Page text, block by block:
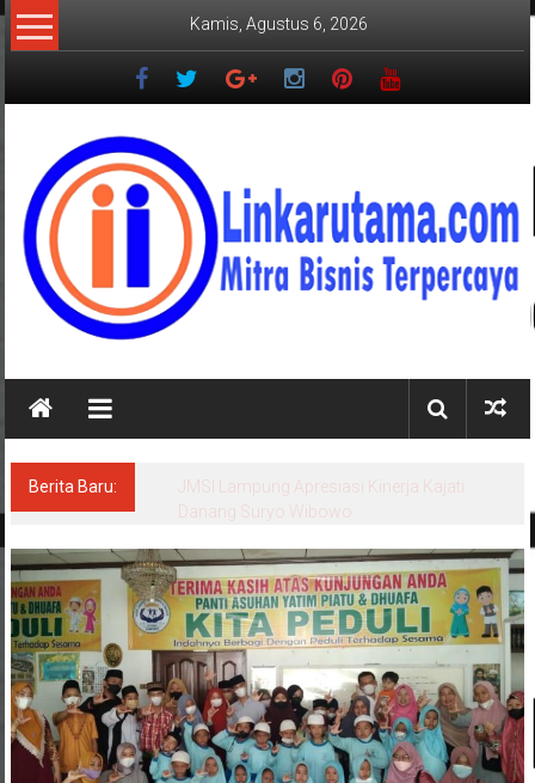
Lompat
ke
Kamis, Agustus 6, 2026
LINKARUTAMA.COM
Mitra
Terpercaya
Berita Baru:
JMSI Lampung Apresiasi Kinerja Kajati
Danang Suryo Wibowo